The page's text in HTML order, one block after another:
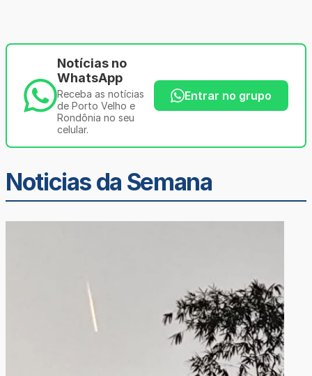
Notícias no
WhatsApp
Receba as notícias
de Porto Velho e
Rondônia no seu
celular.
Entrar no grupo
Noticias da Semana